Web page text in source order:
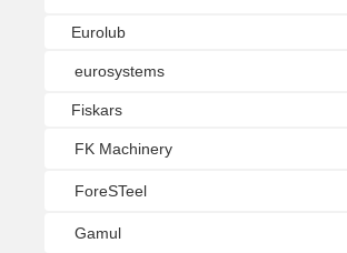
Eurolub
eurosystems
Fiskars
FK Machinery
ForeSTeel
Gamul